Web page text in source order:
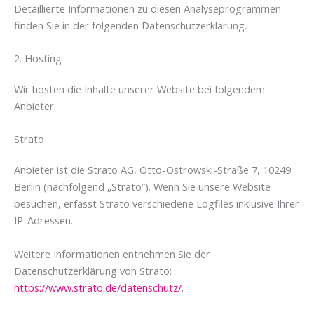
Detaillierte Informationen zu diesen Analyseprogrammen
finden Sie in der folgenden Datenschutzerklärung.
2. Hosting
Wir hosten die Inhalte unserer Website bei folgendem
Anbieter:
Strato
Anbieter ist die Strato AG, Otto-Ostrowski-Straße 7, 10249
Berlin (nachfolgend „Strato“). Wenn Sie unsere Website
besuchen, erfasst Strato verschiedene Logfiles inklusive Ihrer
IP-Adressen.
Weitere Informationen entnehmen Sie der
Datenschutzerklärung von Strato:
https://www.strato.de/datenschutz/.